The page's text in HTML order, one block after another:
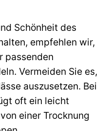
Schönheit des
empfehlen wir,
passenden
Vermeiden Sie es,
auszusetzen. Bei
oft ein leicht
einer Trocknung